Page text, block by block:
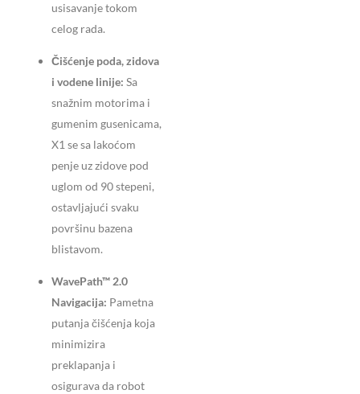
usisavanje tokom
celog rada.
Čišćenje poda, zidova
i vodene linije: Sa
snažnim motorima i
gumenim gusenicama,
X1 se sa lakoćom
penje uz zidove pod
uglom od 90 stepeni,
ostavljajući svaku
površinu bazena
blistavom.
WavePath™ 2.0
Navigacija: Pametna
putanja čišćenja koja
minimizira
preklapanja i
osigurava da robot